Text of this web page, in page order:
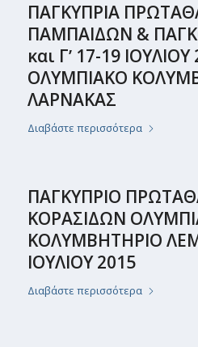
ΠAΓΚΥΠΡΙΑ
ΠΑΜΠΑΙΔΩΝ &
και Γʼ 17-19 ΙΟΥΛΙΟΥ
ΟΛΥΜΠΙΑΚΟ
ΛΑΡΝΑΚΑΣ
Διαβάστε περισσότερα
ΠΑΓΚΥΠΡΙΟ
ΚΟΡΑΣΙΔΩΝ
ΚΟΛΥΜΒΗΤΗΡΙΟ
ΙΟΥΛΙΟΥ 2015
Διαβάστε περισσότερα